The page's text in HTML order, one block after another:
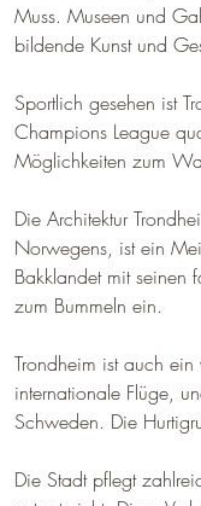
Muss. Museen und
bildende Kunst und
Sportlich gesehen ist
Champions League
Möglichkeiten zum
Die Architektur
Norwegens, ist ein
Bakklandet mit seinen
zum Bummeln ein.
Trondheim ist auch
internationale Flüge,
Schweden. Die
Die Stadt pflegt